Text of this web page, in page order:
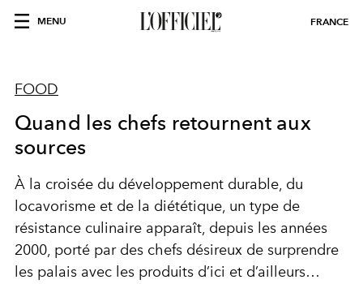
MENU FRANCE
FOOD
Quand les chefs retournent aux
sources
À la croisée du développement durable, du
locavorisme et de la diététique, un type de
résistance culinaire apparaît, depuis les années
2000, porté par des chefs désireux de surprendre
les palais avec les produits d’ici et d’ailleurs…